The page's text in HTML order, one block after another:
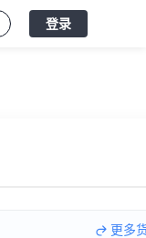
登录
更多